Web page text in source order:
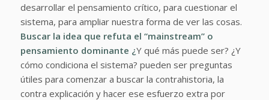
desarrollar el pensamiento crítico, para cuestionar el
sistema, para ampliar nuestra forma de ver las cosas.
Buscar la idea que refuta el “mainstream” o
pensamiento dominante ¿Y qué más puede ser? ¿Y
cómo condiciona el sistema? pueden ser preguntas
útiles para comenzar a buscar la contrahistoria, la
contra explicación y hacer ese esfuerzo extra por